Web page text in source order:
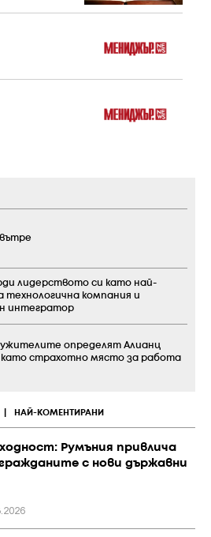
НАЙ-КОМЕНТИРАНИ
Румъния привлича
с нови държавни
лидерството си като най-
технологична компания и
интегратор
определят Алианц
като страхотно място за работа